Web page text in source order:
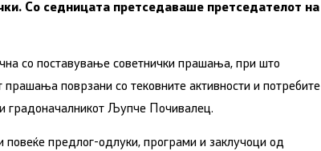
Со седницата претседаваше претседателот на
со поставување советнички прашања, при што
поврзани со тековните активности и потребите
градоначалникот Љупче Почивалец.
повеќе предлог-одлуки, програми и заклучоци од